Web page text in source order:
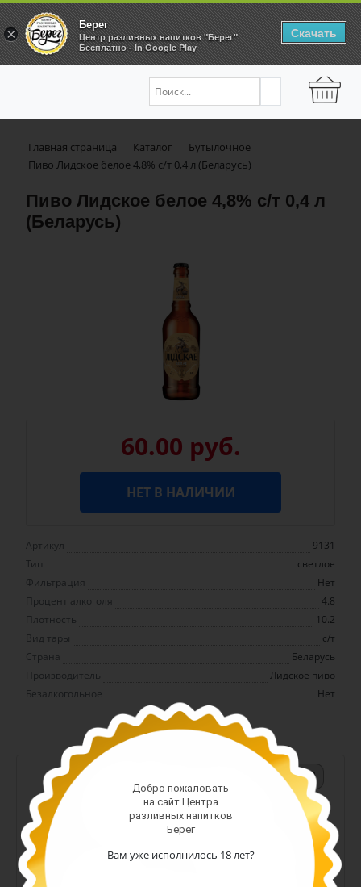
Главная страница Каталог
Бутылочное
Пиво Лидское белое 4,8% с/т 0,4 л (Беларусь)
Пиво Лидское белое 4,8% с/т 0,4 л
(Беларусь)
60.00 руб.
НЕТ В НАЛИЧИИ
Артикул
9131
Тип
светлое
Фильтрация
Нет
Процент алкоголя
4.8
Плотность
10.2
Вид тары
с/т
Страна
Беларусь
Производитель
Лидское пиво
Безалкогольное
Нет
+
Арт. 10990
темное
Алк: 5%
Добро пожаловать
на сайт Центра
разливных напитков
Берег
Вам уже исполнилось 18 лет?
×
Берег
Центр разливных напитков "Берег"
Бесплатно - In Google Play
Скачать